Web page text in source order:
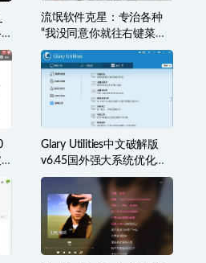
流氓软件克星：专治各种
“我没同意你就往右键菜单
里塞东西”
Glary Utilities中文破解版
v6.45国外强大系统优化百
宝箱